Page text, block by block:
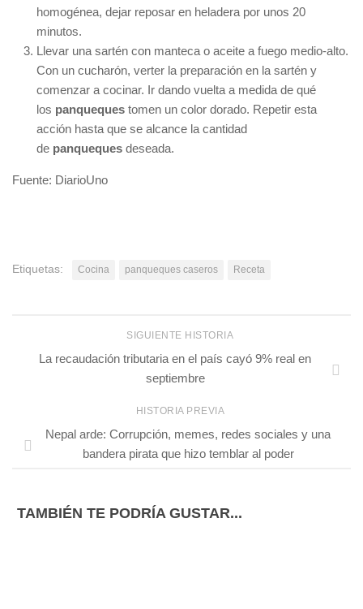
homogénea, dejar reposar en heladera por unos 20
minutos.
Llevar una sartén con manteca o aceite a fuego medio-alto.
Con un cucharón, verter la preparación en la sartén y
comenzar a cocinar. Ir dando vuelta a medida de qué
los panqueques tomen un color dorado. Repetir esta
acción hasta que se alcance la cantidad
de panqueques deseada.
Fuente: DiarioUno
Etiquetas: Cocina panqueques caseros Receta
SIGUIENTE HISTORIA
La recaudación tributaria en el país cayó 9% real en
septiembre
HISTORIA PREVIA
Nepal arde: Corrupción, memes, redes sociales y una
bandera pirata que hizo temblar al poder
TAMBIÉN TE PODRÍA GUSTAR...